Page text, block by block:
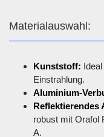
Materialauswahl:
Kunststoff:
Einstrahlung.
Aluminium-
Reflektierendes
robust mit Orafol
A.